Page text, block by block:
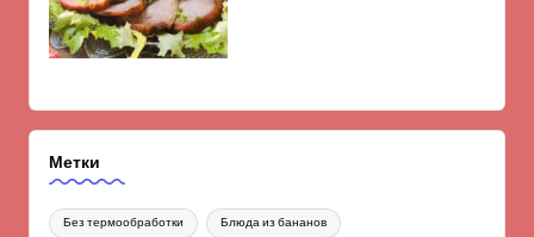
Метки
Без термообработки Блюда из бананов